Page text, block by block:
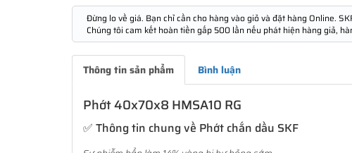
Đừng lo về giá. Bạn chỉ cần cho hàng vào giỏ và đặt hàng Online.
Chúng tôi cam kết hoàn tiền gấp 500 lần nếu phát hiện hàng giả,
Thông tin sản phẩm Bình luận
Phớt 40x70x8 HMSA10 RG
✅ Thông tin chung về Phớt chắn dầu SKF